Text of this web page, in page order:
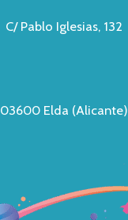
C/ Pablo Iglesias, 132
03600 Elda (Alicante)